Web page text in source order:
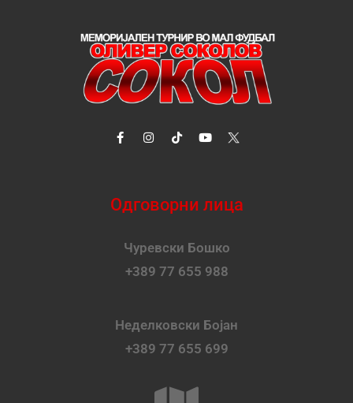
Одговорни лица
Чуревски Бошко
+389 77 655 988
Неделковски Бојан
+389 77 655 699